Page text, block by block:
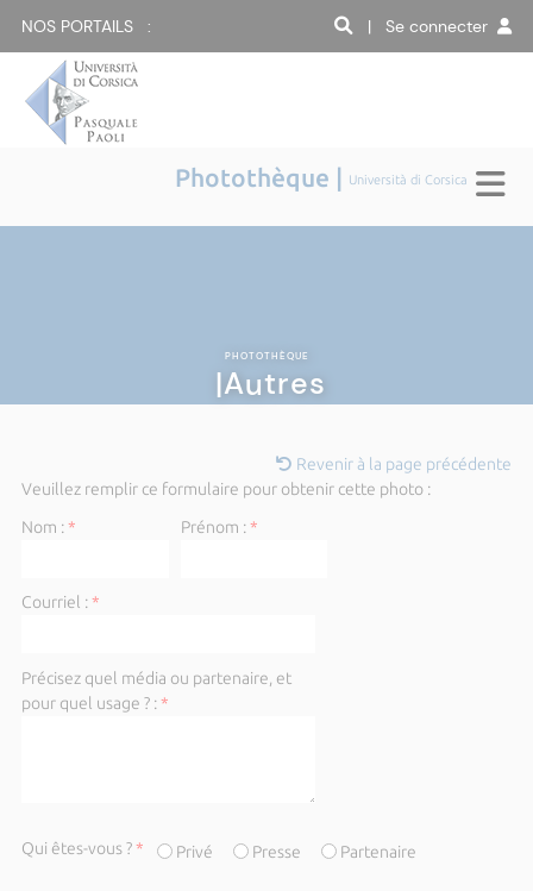
NOS PORTAILS : | Se connecter
Photothèque | Università di Corsica
PHOTOTHÈQUE
|Autres
Revenir à la page précédente
Veuillez remplir ce formulaire pour obtenir cette photo :
Nom :* Prénom :*
Courriel :*
Précisez quel média ou partenaire, et
pour quel usage ? :*
Qui êtes-vous ?* Privé Presse Partenaire